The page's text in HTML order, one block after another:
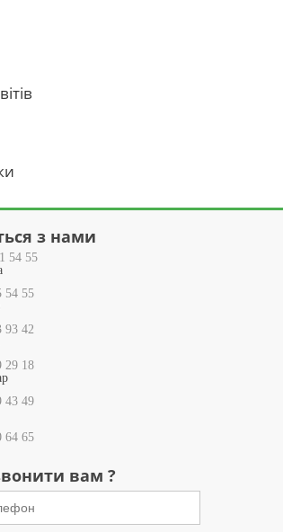
з нами
54 55
54 55
93 42
29 18
43 49
64 65
вам ?